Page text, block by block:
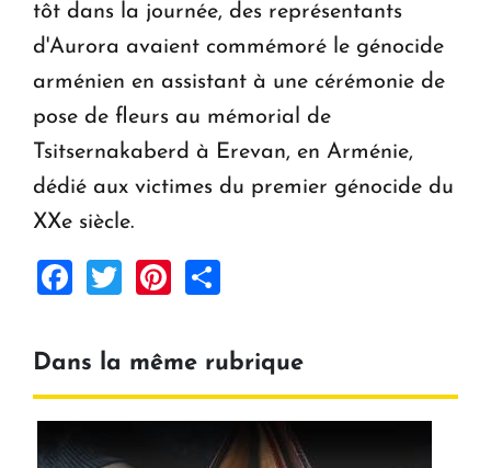
tôt dans la journée, des représentants
d'Aurora avaient commémoré le génocide
arménien en assistant à une cérémonie de
pose de fleurs au mémorial de
Tsitsernakaberd à Erevan, en Arménie,
dédié aux victimes du premier génocide du
XXe siècle.
Facebook
TwitterPinterest
Dans la même rubrique